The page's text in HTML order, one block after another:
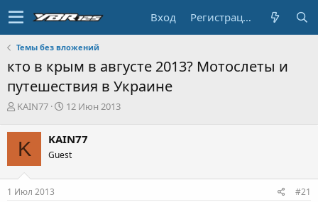
Вход Регистрация
Темы без вложений
кто в крым в августе 2013? Мотослеты и
путешествия в Украине
А
т
о
р
т
е
м
KAIN77
Д
а
н
ч
12 Июн 2013
K KAIN77
Guest
1 Июл 2013 #21